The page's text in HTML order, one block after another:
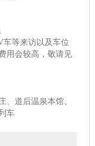
车等来访以及车位
用会较高，敬请见
、道后温泉本馆、
车